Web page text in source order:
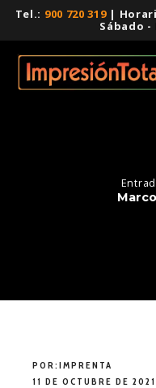
Tel.: 900 720 319|
Sábado
POR:IMPRENTA
11 DE OCTUBRE DE 2021